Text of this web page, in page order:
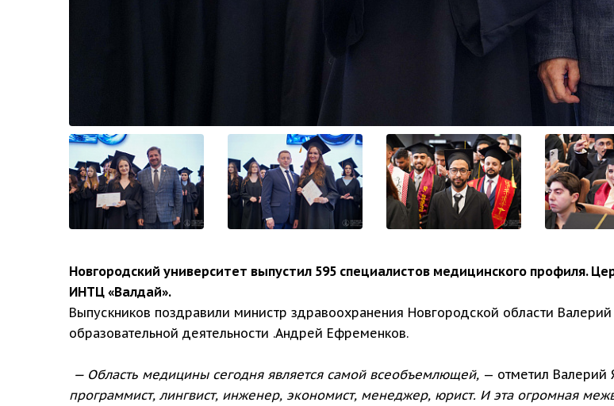
Новгородский университет выпустил 595 специалистов медицинского профиля.
ИНТЦ «Валдай».
Выпускников поздравили министр здравоохранения Новгородской области
образовательной деятельности .Андрей Ефременков.
— Область медицины сегодня является самой всеобъемлющей, — отметил Валерий
программист, лингвист, инженер, экономист, менеджер, юрист. И эта огромная